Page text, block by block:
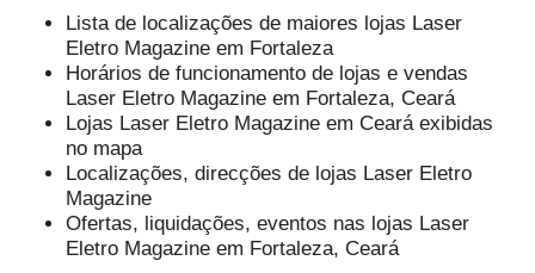
Lista de localizações de maiores lojas Laser
Eletro Magazine em Fortaleza
Horários de funcionamento de lojas e vendas
Laser Eletro Magazine em Fortaleza, Ceará
Lojas Laser Eletro Magazine em Ceará exibidas
no mapa
Localizações, direcções de lojas Laser Eletro
Magazine
Ofertas, liquidações, eventos nas lojas Laser
Eletro Magazine em Fortaleza, Ceará